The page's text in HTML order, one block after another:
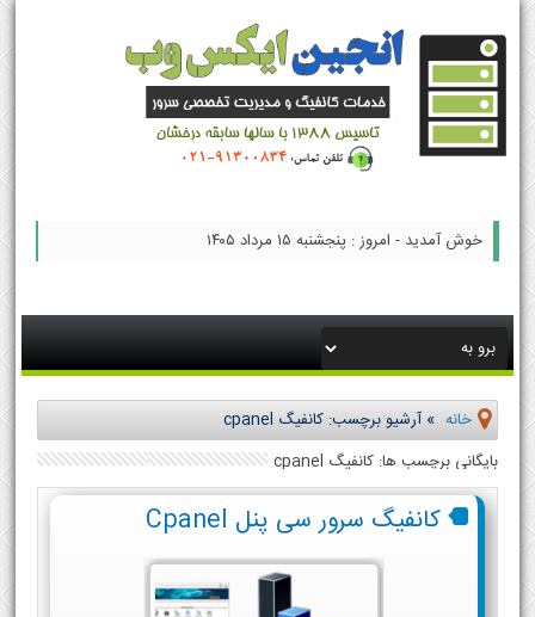
خوش آمدید - امروز : پنجشنبه ۱۵ مرداد ۱۴۰۵
خانه »آرشیو برچسب: کانفیگ cpanel
بایگانی برچسب ها: کانفیگ cpanel
کانفیگ سرور سی پنل Cpanel